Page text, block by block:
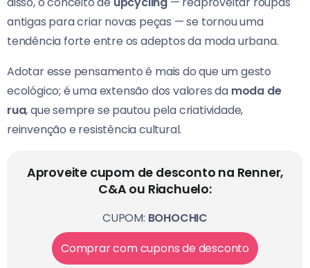
antigas para criar novas peças — se tornou uma
tendência forte entre os adeptos da moda urbana.
Adotar esse pensamento é mais do que um gesto
ecológico; é uma extensão dos valores da moda de
rua, que sempre se pautou pela criatividade,
reinvenção e resistência cultural.
Aproveite cupom de desconto na Renner,
C&A ou Riachuelo:
CUPOM: BOHOCHIC
Comprar com cupons de desconto